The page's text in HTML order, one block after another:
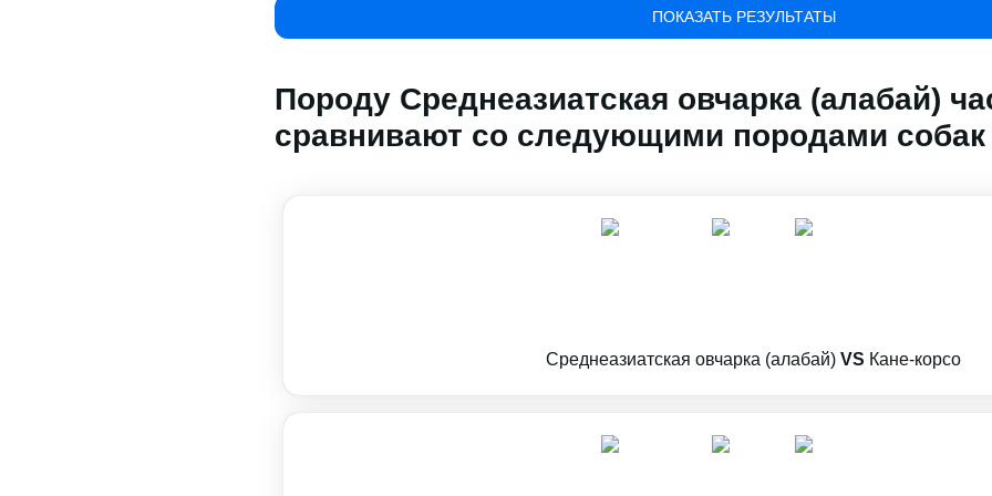
ПОКАЗАТЬ РЕЗУЛЬТАТЫ
Породу Среднеазиатская овчарка (алабай)
сравнивают со следующими породами собак
Среднеазиатская овчарка (алабай) VS Кане-корсо